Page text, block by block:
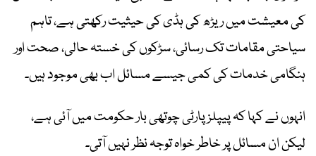
کی معیشت میں ریڑھ کی ہڈی کی حیثیت رکھتی ہے، تاہم
سیاحتی مقامات تک رسائی، سڑکوں کی خستہ حالی، صحت اور
ہنگامی خدمات کی کمی جیسے مسائل اب بھی موجود ہیں۔
انہوں نے کہا کہ پیپلز پارٹی چوتھی بار حکومت میں آئی ہے،
لیکن ان مسائل پر خاطر خواہ توجہ نظر نہیں آتی۔